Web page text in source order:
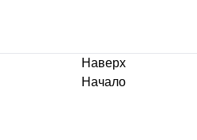
Наверх
Начало